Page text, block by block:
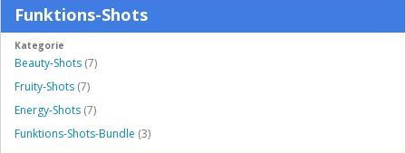
Funktions-Shots
Kategorie
Beauty-Shots (7)
Fruity-Shots (7)
Energy-Shots (7)
Funktions-Shots-Bundle (3)